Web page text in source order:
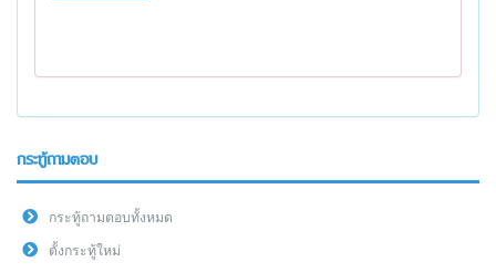
กระทู้ถามตอบ
กระทู้ถามตอบทั้งหมด
ตั้งกระทู้ใหม่